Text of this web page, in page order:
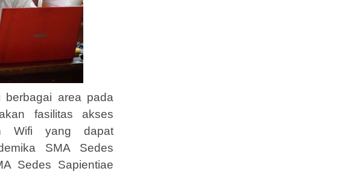
berbagai area pada
fasilitas akses
Wifi yang dapat
SMA Sedes
Sedes Sapientiae